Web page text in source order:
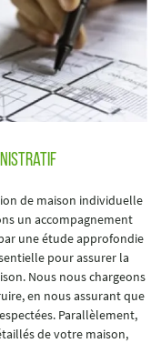
de maison individuelle
un accompagnement
une étude approfondie
pour assurer la
Nous nous chargeons
en nous assurant que
Parallèlement,
de votre maison,